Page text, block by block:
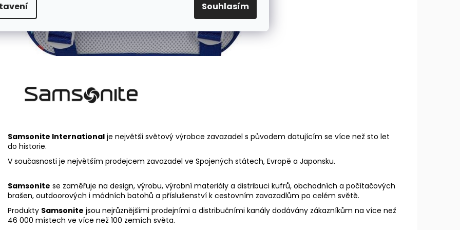
Souhlasím
Samsonite International je největší světový výrobce zavazadel s původem datujícím se více než sto let
do historie.
V současnosti je největším prodejcem zavazadel ve Spojených státech, Evropě a Japonsku.
Samsonite se zaměřuje na design, výrobu, výrobní materiály a distribuci kufrů, obchodních a počítačových
brašen, outdoorových i módních batohů a příslušenství k cestovním zavazadlům po celém světě.
Produkty Samsonite jsou nejrůznějšími prodejními a distribučními kanály dodávány zákazníkům na více než
46 000 místech ve více než 100 zemích světa.